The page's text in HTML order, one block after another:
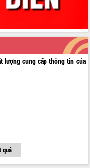
lượng cung cấp thông tin của
quả